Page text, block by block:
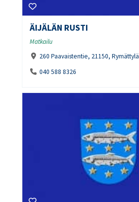
ÄIJÄLÄN RUSTI
Matkailu
260 Paavaistentie, 21150, Rymättylä
040 588 8326